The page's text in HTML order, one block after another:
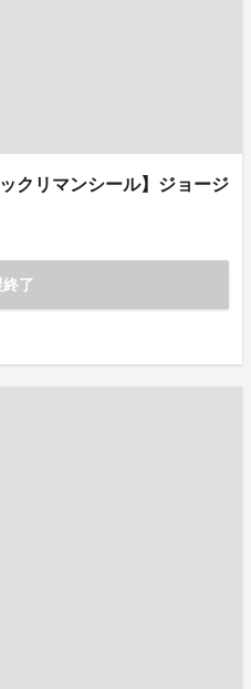
クリマンシール】ジョージ
了